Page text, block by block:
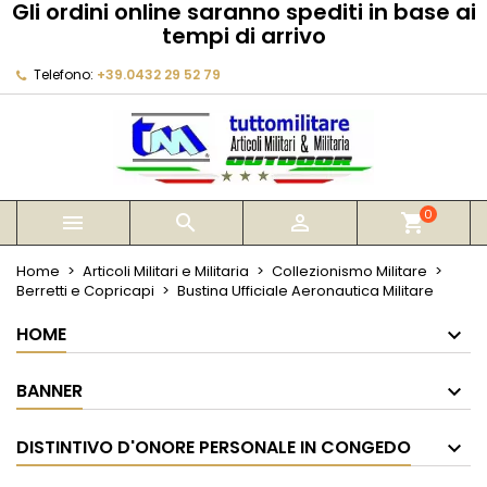
Gli ordini online saranno spediti in base ai
tempi di arrivo
Telefono: +39.0432 29 52 79
   shopping_cart0
Home Articoli Militari e Militaria
Collezionismo Militare
Berretti e Copricapi
Bustina Ufficiale Aeronautica Militare
HOME
BANNER
DISTINTIVO D'ONORE PERSONALE IN CONGEDO
My wishlists
add_circle_outline Create new list
Crea lista dei desideri
Annulla Crea lista dei desideri
Devi avere effettuato l'accesso per salvare dei
prodotti nella tua lista dei desideri.
Annulla